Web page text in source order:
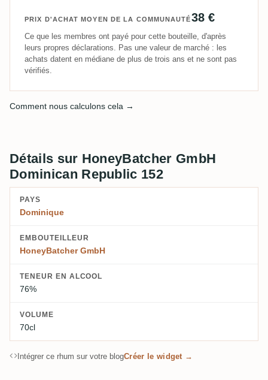
PRIX D'ACHAT MOYEN DE LA COMMUNAUTÉ38 €
Ce que les membres ont payé pour cette bouteille, d'après
leurs propres déclarations. Pas une valeur de marché : les
achats datent en médiane de plus de trois ans et ne sont pas
vérifiés.
Comment nous calculons cela →
Détails sur HoneyBatcher GmbH
Dominican Republic 152
PAYS
Dominique
EMBOUTEILLEUR
HoneyBatcher GmbH
TENEUR EN ALCOOL
76%
VOLUME
70cl
Intégrer ce rhum sur votre blogCréer le widget →